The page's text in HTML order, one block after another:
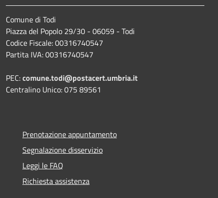
Comune di Todi
Piazza del Popolo 29/30 - 06059 - Todi
Codice Fiscale: 00316740547
Partita IVA: 00316740547
PEC:comune.todi@postacert.umbria.it
Centralino Unico: 075 89561
Prenotazione appuntamento
Segnalazione disservizio
Leggi le FAQ
Richiesta assistenza